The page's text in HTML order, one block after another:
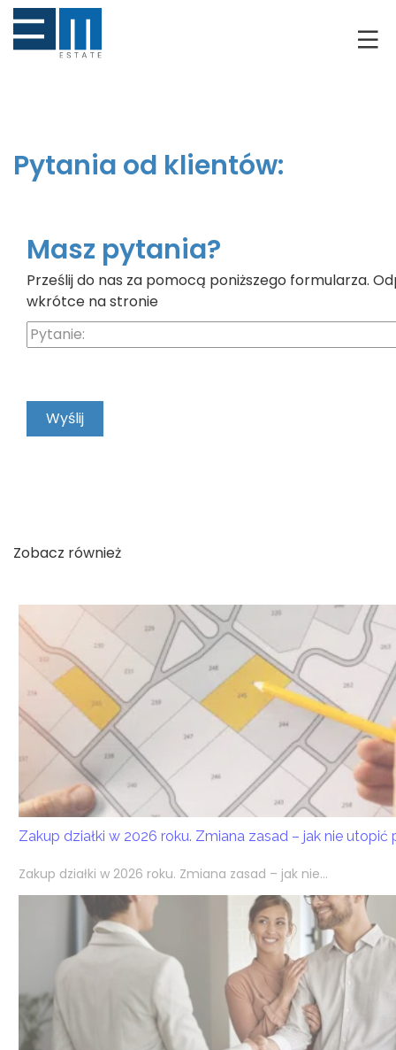
O NAS
NIERUCHOMOŚCI
DRON
KREDYTOWANIE
KONTAKT
Pytania od klientów:
Masz pytania?
Prześlij do nas za pomocą poniższego formularza.
wkrótce na stronie
Zobacz również
Zakup działki w 2026 roku. Zmiana zasad – jak nie utopić
Zakup działki w 2026 roku. Zmiana zasad – jak nie...